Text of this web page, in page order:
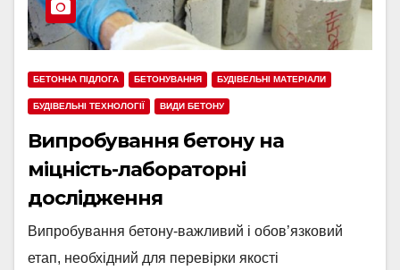
БЕТОННА ПІДЛОГА БЕТОНУВАННЯ БУДІВЕЛЬНІ МАТЕРІАЛИ
БУДІВЕЛЬНІ ТЕХНОЛОГІЇ ВИДИ БЕТОНУ
Випробування бетону на
міцність-лабораторні
дослідження
Випробування бетону-важливий і обов’язковий
етап, необхідний для перевірки якості